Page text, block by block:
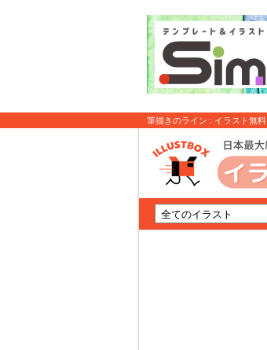
筆描きのライン : イラスト無料